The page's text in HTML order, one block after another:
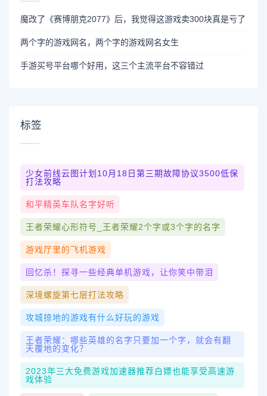
魔改了《赛博朋克2077》后，我觉得这游戏卖300块真是亏了
两个字的游戏网名，两个字的游戏网名女生
手游买号平台哪个好用，这三个主流平台不容错过
标签
少女前线云图计划10月18日第三期故障协议3500低保
打法攻略
和平精英车队名字好听
王者荣耀心形符号_王者荣耀2个字或3个字的名字
游戏厅里的飞机游戏
回忆杀！探寻一些经典单机游戏，让你笑中带泪
深境螺旋第七层打法攻略
攻城掠地的游戏有什么好玩的游戏
王者荣耀：哪些英雄的名字只要加一个字，就会有翻
天覆地的变化？
2023年三大免费游戏加速器推荐白嫖也能享受高速游
戏体验